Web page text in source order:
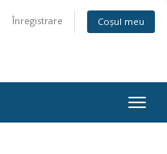
Înregistrare Coșul meu